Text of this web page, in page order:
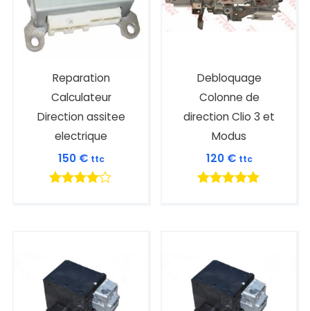
Reparation
Calculateur
Direction assitee
electrique
150 € ttc
Debloquage
Colonne de
direction Clio 3 et
Modus
120 € ttc